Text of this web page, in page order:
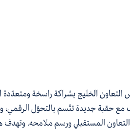
الخليج بشراكة راسخة ومتعددة
مع حقبة جديدة تتسم بالتحول الرقمي، و
المستقبليورسم ملامحه. وتهدف